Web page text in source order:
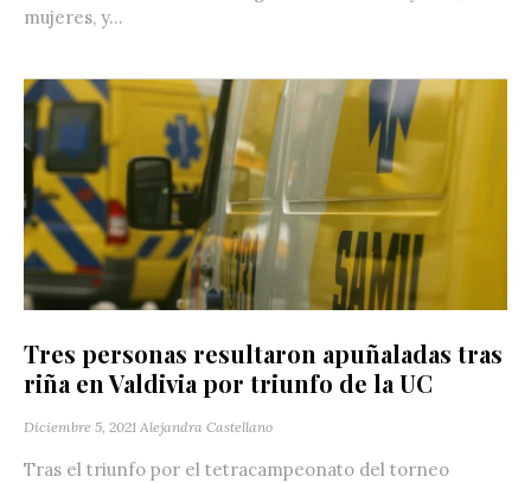
mujeres, y...
Tres personas resultaron apuñaladas tras
riña en Valdivia por triunfo de la UC
Diciembre 5, 2021 Alejandra Castellano
Tras el triunfo por el tetracampeonato del torneo